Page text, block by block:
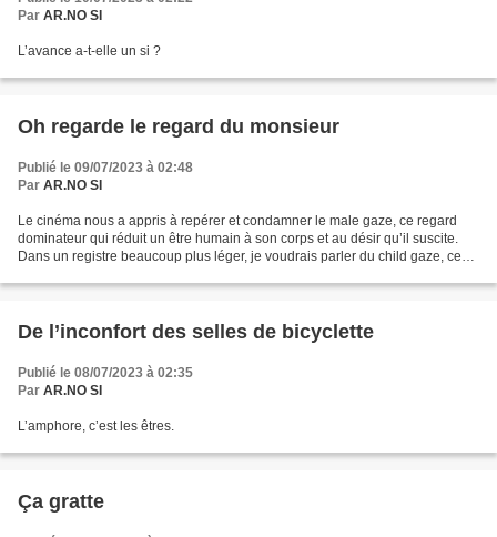
Par AR.NO SI
L’avance a-t-elle un si ?
Oh regarde le regard du monsieur
Publié le 09/07/2023 à 02:48
Par AR.NO SI
Le cinéma nous a appris à repérer et condamner le male gaze, ce regard
dominateur qui réduit un être humain à son corps et au désir qu’il suscite.
Dans un registre beaucoup plus léger, je voudrais parler du child gaze, ces
De l’inconfort des selles de bicyclette
Publié le 08/07/2023 à 02:35
Par AR.NO SI
L’amphore, c’est les êtres.
Ça gratte